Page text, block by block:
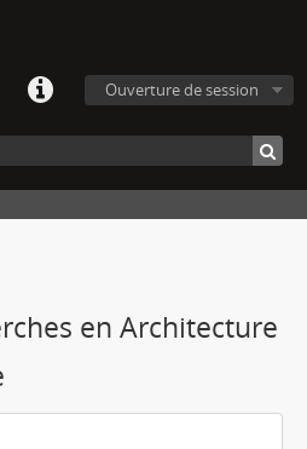
Ouverture de session
en Architecture